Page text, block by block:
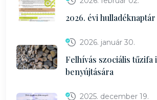
2026. évi hulladéknaptár
2026. január 30.
Felhívás szociális tűzifa
benyújtására
2025. december 19.